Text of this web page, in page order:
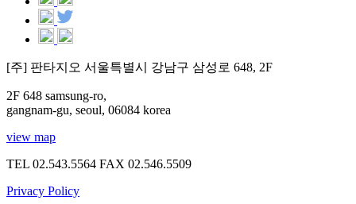
[주] 판타지오 서울특별시 강남구 삼성로 648, 2F
2F 648 samsung-ro,
gangnam-gu, seoul, 06084 korea
view map
TEL 02.543.5564 FAX 02.546.5509
Privacy Policy